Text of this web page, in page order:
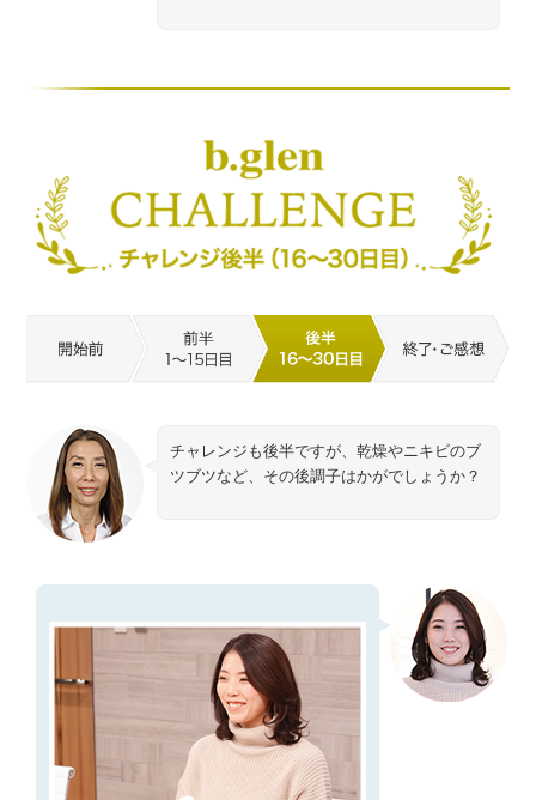
チャレンジも後半ですが、乾燥やニキビのブ
ツブツなど、その後調子はかがでしょうか？